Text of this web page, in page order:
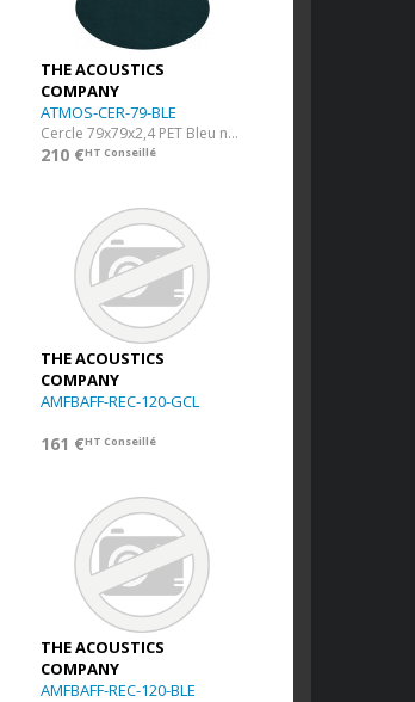
THE ACOUSTICS
COMPANY
ATMOS-CER-79-BLE
Cercle 79x79x2,4 PET Bleu nuit
210 €HT Conseillé
THE ACOUSTICS
COMPANY
AMFBAFF-REC-120-GCL
161 €HT Conseillé
THE ACOUSTICS
COMPANY
AMFBAFF-REC-120-BLE